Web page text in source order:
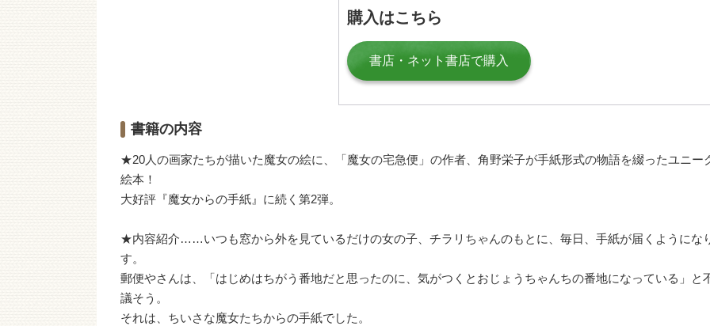
購入はこちら
書店・ネット書店で購入
書籍の内容
★20人の画家たちが描いた魔女の絵に、「魔女の宅急便」の作者、角野栄子が手紙形式の物語を綴ったユニー
絵本！
大好評『魔女からの手紙』に続く第2弾。
★内容紹介……いつも窓から外を見ているだけの女の子、チラリちゃんのもとに、毎日、手紙が届くようにな
す。
郵便やさんは、「はじめはちがう番地だと思ったのに、気がつくとおじょうちゃんちの番地になっている」と
議そう。
それは、ちいさな魔女たちからの手紙でした。